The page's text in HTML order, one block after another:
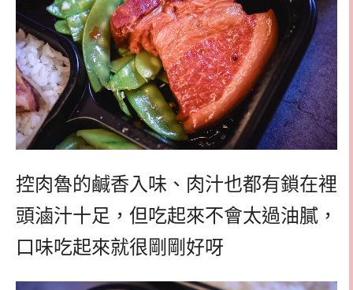
控肉魯的鹹香入味、肉汁也都有鎖在裡
頭滷汁十足，但吃起來不會太過油膩，
口味吃起來就很剛剛好呀